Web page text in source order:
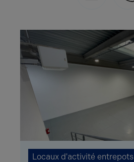
Locaux d'activité entrepots